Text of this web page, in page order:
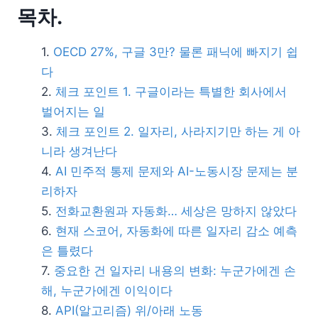
목차.
OECD 27%, 구글 3만? 물론 패닉에 빠지기 쉽
다
체크 포인트 1. 구글이라는 특별한 회사에서
벌어지는 일
체크 포인트 2. 일자리, 사라지기만 하는 게 아
니라 생겨난다
AI 민주적 통제 문제와 AI-노동시장 문제는 분
리하자
전화교환원과 자동화… 세상은 망하지 않았다
현재 스코어, 자동화에 따른 일자리 감소 예측
은 틀렸다
중요한 건 일자리 내용의 변화: 누군가에겐 손
해, 누군가에겐 이익이다
API(알고리즘) 위/아래 노동